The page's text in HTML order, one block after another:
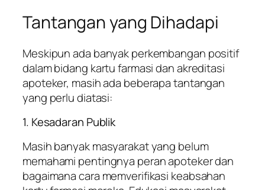
Tantangan yang Dihadapi
Meskipun ada banyak perkembangan positif
dalam bidang kartu farmasi dan akreditasi
apoteker, masih ada beberapa tantangan
yang perlu diatasi:
1. Kesadaran Publik
Masih banyak masyarakat yang belum
memahami pentingnya peran apoteker dan
bagaimana cara memverifikasi keabsahan